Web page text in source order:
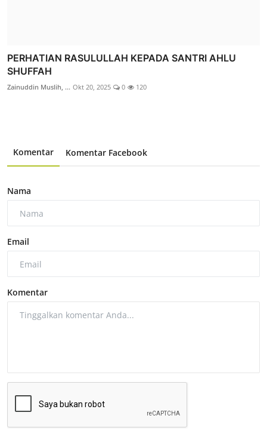
PERHATIAN RASULULLAH KEPADA SANTRI AHLU
SHUFFAH
Zainuddin Muslih, ... Okt 20, 2025 0 120
Komentar Komentar Facebook
Nama
Email
Komentar